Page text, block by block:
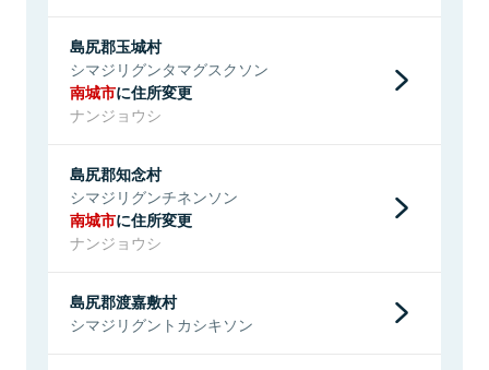
島尻郡玉城村
シマジリグンタマグスクソン
南城市に住所変更
ナンジョウシ
島尻郡知念村
シマジリグンチネンソン
南城市に住所変更
ナンジョウシ
島尻郡渡嘉敷村
シマジリグントカシキソン